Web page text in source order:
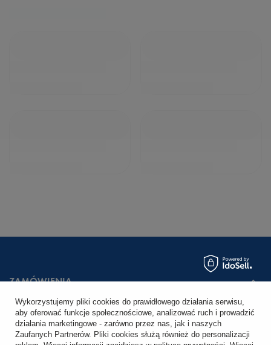
ZAMÓWIENIA
Status zamówienia
Śledzenie przesyłki
Wykorzystujemy pliki cookies do prawidłowego działania serwisu,
aby oferować funkcje społecznościowe, analizować ruch i prowadzić
działania marketingowe - zarówno przez nas, jak i naszych
Zaufanych Partnerów. Pliki cookies służą również do personalizacji